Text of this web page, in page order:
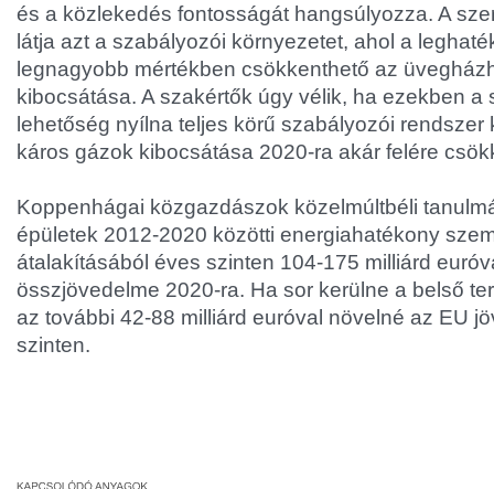
és a közlekedés fontosságát hangsúlyozza. A
látja azt a szabályozói környezetet, ahol a
legnagyobb mértékben csökkenthető az
kibocsátása. A szakértők úgy vélik, ha ezekben a
lehetőség nyílna teljes körű szabályozói rendszer
káros gázok kibocsátása 2020-ra akár felére
Koppenhágai közgazdászok közelmúltbéli
épületek 2012-2020 közötti energiahatékony
átalakításából éves szinten 104-175 milliárd
összjövedelme 2020-ra. Ha sor kerülne a belső
az további 42-88 milliárd euróval növelné az EU
szinten.